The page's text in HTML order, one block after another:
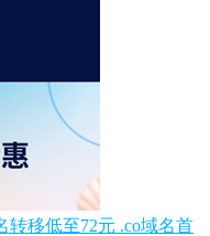
转移低至72元 .co域名首